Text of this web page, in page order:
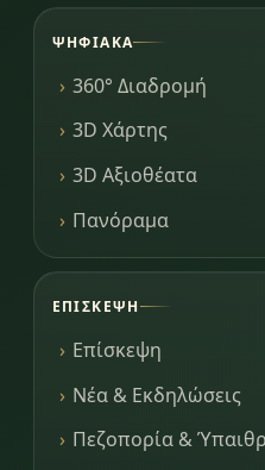
ΨΗΦΙΑΚΆ
360° Διαδρομή
3D Χάρτης
3D Αξιοθέατα
Πανόραμα
ΕΠΊΣΚΕΨΗ
Επίσκεψη
Νέα & Εκδηλώσεις
Πεζοπορία &